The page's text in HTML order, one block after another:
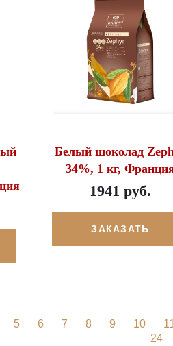
Белый шоколад
34%, 1 кг,
1941 руб.
ЗАКАЗАТЬ
5 6 7 8 9 10
24